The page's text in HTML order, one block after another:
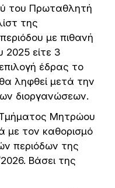
του Πρωταθλητή
της
με πιθανή
2025 είτε 3
έδρας το
ληφθεί μετά την
διοργανώσεων.
Μητρώου
με τον καθορισμό
περιόδων της
Βάσει της